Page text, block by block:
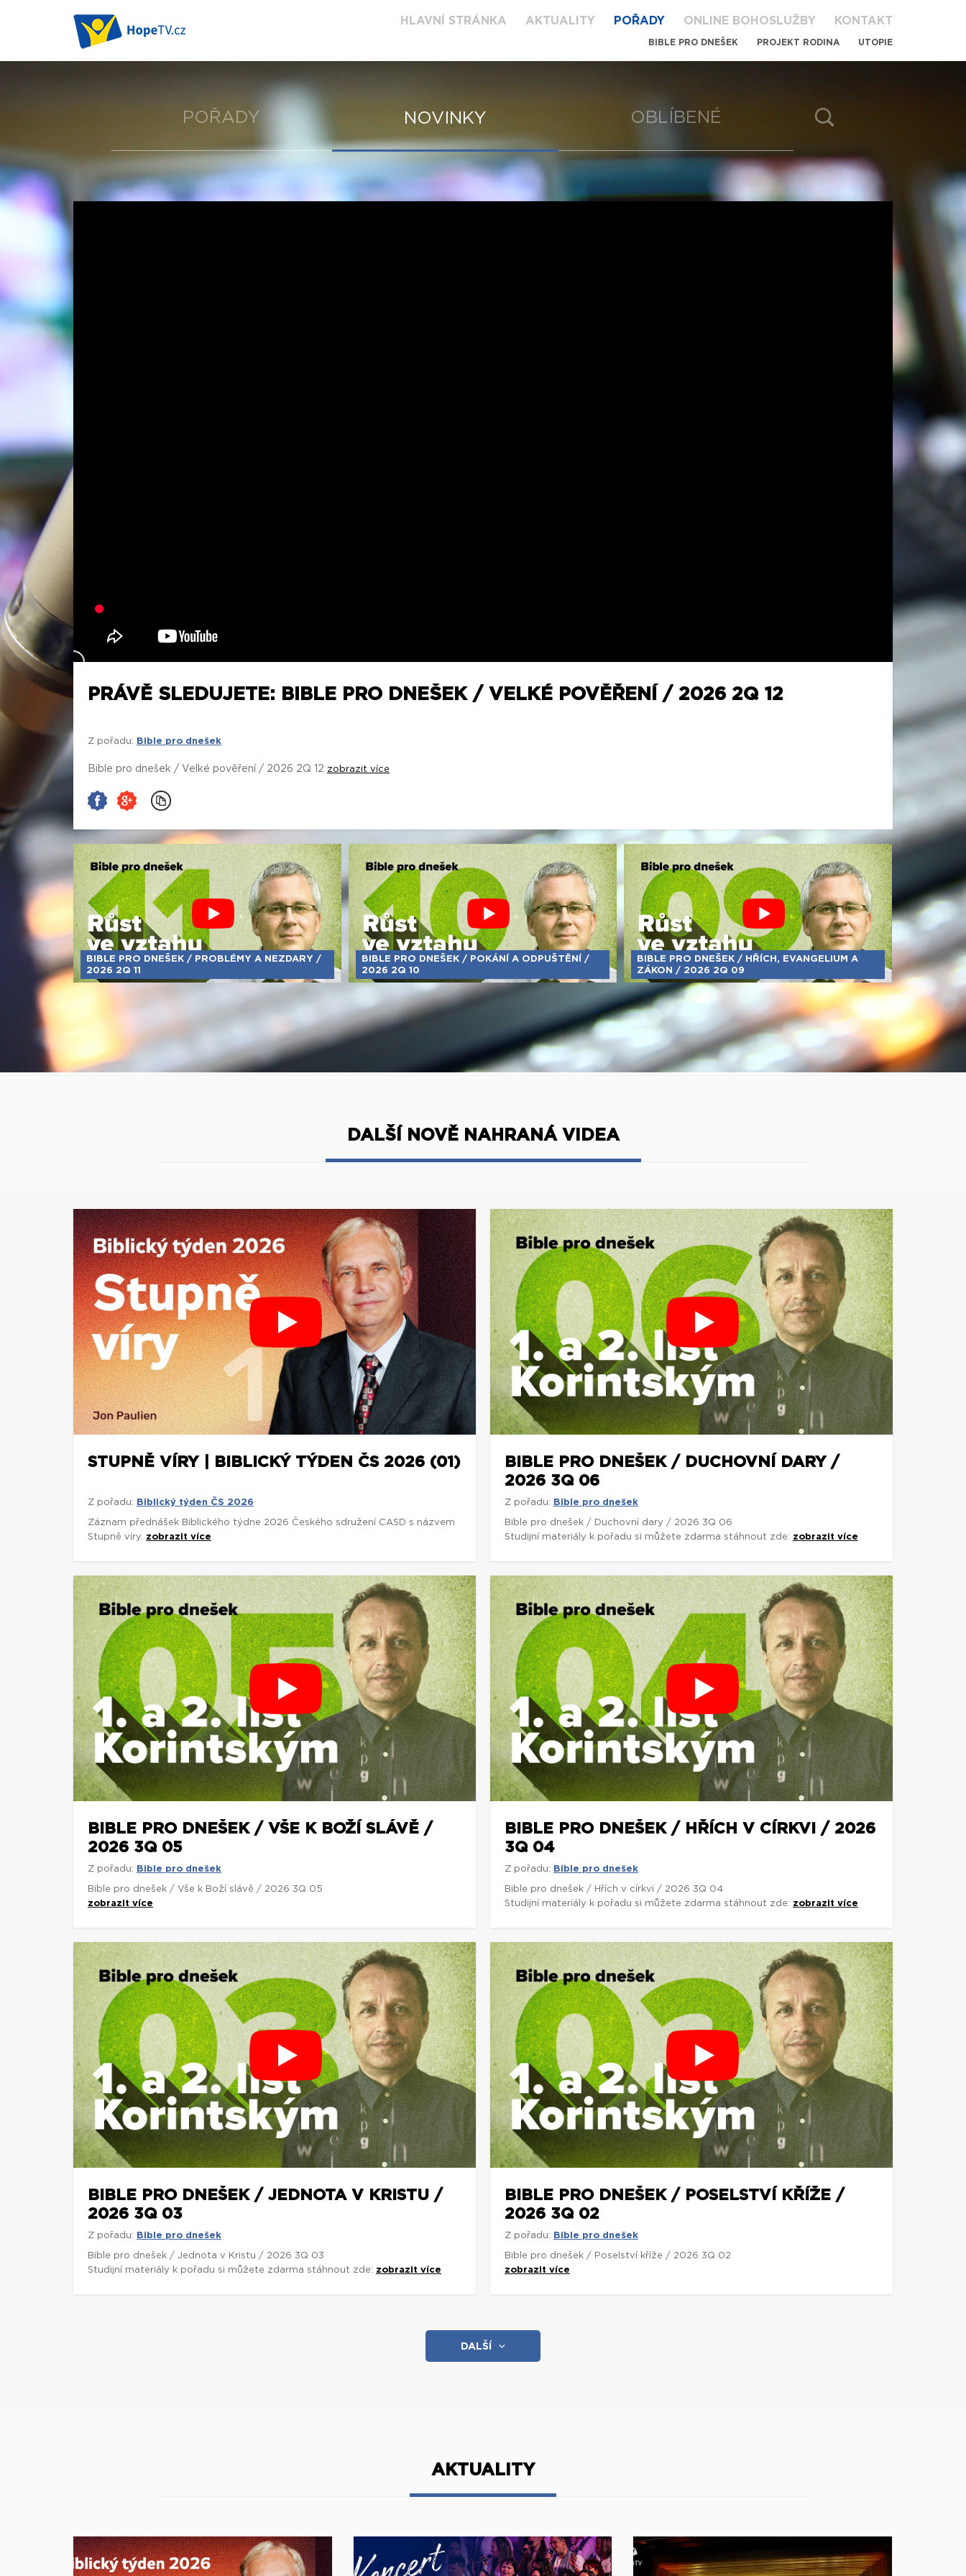
HLAVNÍ STRÁNKA AKTUALITY POŘADY ONLINE BOHOSLUŽBY KONTAKT
BIBLE PRO DNEŠEK PROJEKT RODINA UTOPIE
POŘADY NOVINKY OBLÍBENÉ
PRÁVĚ SLEDUJETE: BIBLE PRO DNEŠEK / VELKÉ POVĚŘENÍ / 2026 2Q 12
Z pořadu: Bible pro dnešek
Bible pro dnešek / Velké pověření / 2026 2Q 12 zobrazit více
BIBLE PRO DNEŠEK / PROBLÉMY A NEZDARY /
2026 2Q 11
BIBLE PRO DNEŠEK / POKÁNÍ A ODPUŠTĚNÍ /
2026 2Q 10
BIBLE PRO DNEŠEK / HŘÍCH, EVANGELIUM A
ZÁKON / 2026 2Q 09
DALŠÍ NOVĚ NAHRANÁ VIDEA
STUPNĚ VÍRY | BIBLICKÝ TÝDEN ČS 2026 (01)
Z pořadu: Biblický týden ČS 2026
Záznam přednášek Biblického týdne 2026 Českého sdružení CASD s názvem
Stupně víry. zobrazit více
BIBLE PRO DNEŠEK / DUCHOVNÍ DARY /
2026 3Q 06
Z pořadu: Bible pro dnešek
Bible pro dnešek / Duchovní dary / 2026 3Q 06
Studijní materiály k pořadu si můžete zdarma stáhnout zde: zobrazit více
BIBLE PRO DNEŠEK / VŠE K BOŽÍ SLÁVĚ /
2026 3Q 05
Z pořadu: Bible pro dnešek
Bible pro dnešek / Vše k Boží slávě / 2026 3Q 05
zobrazit více
BIBLE PRO DNEŠEK / HŘÍCH V CÍRKVI / 2026
3Q 04
Z pořadu: Bible pro dnešek
Bible pro dnešek / Hřích v církvi / 2026 3Q 04
Studijní materiály k pořadu si můžete zdarma stáhnout zde: zobrazit více
BIBLE PRO DNEŠEK / JEDNOTA V KRISTU /
2026 3Q 03
Z pořadu: Bible pro dnešek
Bible pro dnešek / Jednota v Kristu / 2026 3Q 03
Studijní materiály k pořadu si můžete zdarma stáhnout zde: zobrazit více
BIBLE PRO DNEŠEK / POSELSTVÍ KŘÍŽE /
2026 3Q 02
Z pořadu: Bible pro dnešek
Bible pro dnešek / Poselství kříže / 2026 3Q 02
zobrazit více
DALŠÍ
AKTUALITY